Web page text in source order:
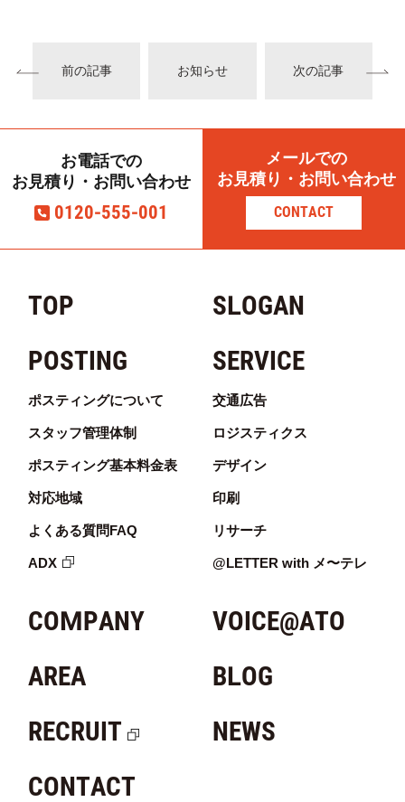
前の記事 お知らせ 次の記事
お電話での
お見積り・お問い合わせ
0120-555-001
メールでの
お見積り・お問い合わせ
CONTACT
TOP
SLOGAN
POSTING
ポスティングについて
スタッフ管理体制
ポスティング基本料金表
対応地域
よくある質問FAQ
ADX
SERVICE
交通広告
ロジスティクス
デザイン
印刷
リサーチ
@LETTER with メ〜テレ
COMPANY
AREA
RECRUIT
VOICE@ATO
BLOG
NEWS
CONTACT